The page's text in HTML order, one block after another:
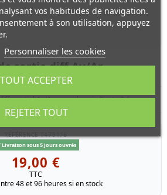
sortie diff Av/Ar
Av/Ar pour chassis Pirate 8.6
Livraison sous 5 jours ouvrés
19,00 €
TTC
48 et 96 heures si en stock
vos habitudes de navigation.
à son utilisation, appuyez
Personnaliser les cookies
REJETER TOUT
TOUT ACCEPTER